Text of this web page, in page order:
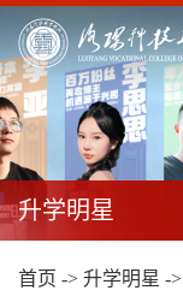
升学明星
首页 -> 升学明星 ->